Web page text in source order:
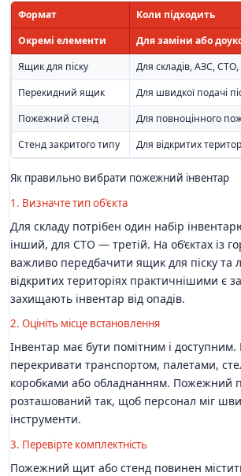
Формат
Коли підходить
Окремі елементи
Для заміни або
Ящик для піску
Для складів, АЗС, СТО,
Перекидний ящик
Для швидкої подачі
Пожежний стенд
Для повноцінного
Стенд закритого типу
Для відкритих
Як правильно вибрати пожежний інвентар
1. Визначте тип об’єкта
Для складу потрібен один набір
інший, для СТО — третій. На об’єктах із
важливо передбачити ящик для піску та
відкритих територіях практичнішими є
захищають інвентар від опадів.
2. Оцініть місце встановлення
Інвентар має бути помітним і
перекривати транспортом, палетами,
коробками або обладнанням. Пожежний
розташований так, щоб персонал міг
інструменти.
3. Перевірте комплектність
Пожежний щит або стенд повинен містити